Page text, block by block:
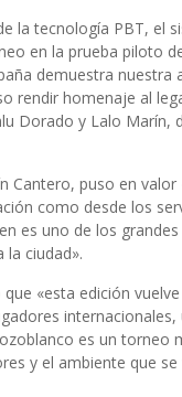
la tecnología PBT, el
en la prueba piloto
demuestra nuestra
rendir homenaje al
Dorado y Lalo Marín,
Cantero, puso en
como desde los
es uno de los
ciudad».
«esta edición
es un
y el ambiente que